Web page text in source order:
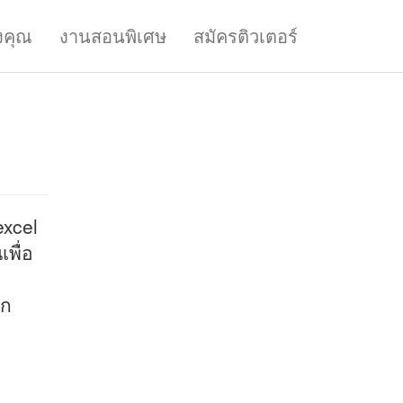
คุณ งานสอนพิเศษ สมัครติวเตอร์
พื่อ